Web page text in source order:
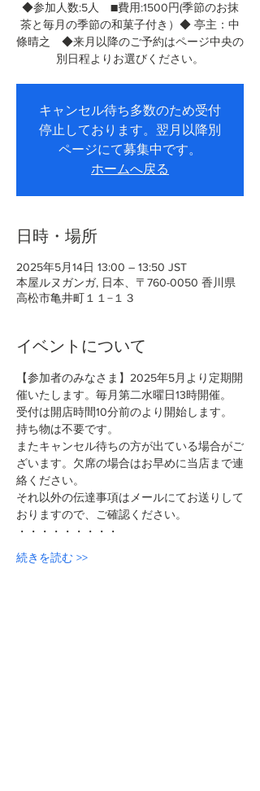
◆参加人数:5人 ■費用:1500円(季節のお抹
茶と毎月の季節の和菓子付き）◆ 亭主：中
條晴之 ◆来月以降のご予約はページ中央の
別日程よりお選びください。
キャンセル待ち多数のため受付
停止しております。翌月以降別
ページにて募集中です。
ホームへ戻る
日時・場所
2025年5月14日 13:00 – 13:50 JST
本屋ルヌガンガ, 日本、〒760-0050 香川県
高松市亀井町１１−１３
イベントについて
【参加者のみなさま】2025年5月より定期開
催いたします。毎月第二水曜日13時開催。
受付は開店時間10分前のより開始します。
持ち物は不要です。
またキャンセル待ちの方が出ている場合がご
ざいます。欠席の場合はお早めに当店まで連
絡ください。
それ以外の伝達事項はメールにてお送りして
おりますので、ご確認ください。
・・・・・・・・・
続きを読む >>